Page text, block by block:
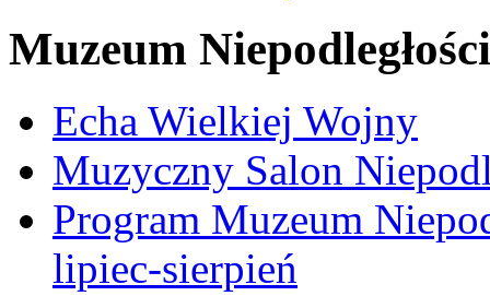
Muzeum Niepodległości
Echa Wielkiej Wojny
Muzyczny Salon
Program Muzeum
lipiec-sierpień